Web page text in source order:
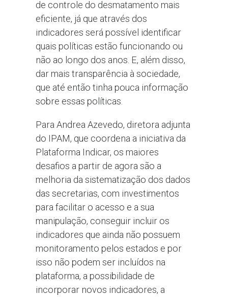
de controle do desmatamento mais
eficiente, já que através dos
indicadores será possível identificar
quais políticas estão funcionando ou
não ao longo dos anos. E, além disso,
dar mais transparência à sociedade,
que até então tinha pouca informação
sobre essas políticas.
Para Andrea Azevedo, diretora adjunta
do IPAM, que coordena a iniciativa da
Plataforma Indicar, os maiores
desafios a partir de agora são a
melhoria da sistematização dos dados
das secretarias, com investimentos
para facilitar o acesso e a sua
manipulação, conseguir incluir os
indicadores que ainda não possuem
monitoramento pelos estados e por
isso não podem ser incluídos na
plataforma, a possibilidade de
incorporar novos indicadores, a